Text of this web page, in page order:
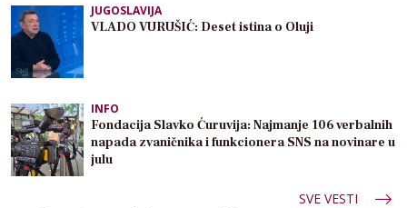
JUGOSLAVIJA
VLADO VURUŠIĆ: Deset istina o Oluji
INFO
Fondacija Slavko Ćuruvija: Najmanje 106 verbalnih
napada zvaničnika i funkcionera SNS na novinare u
julu
SVE VESTI